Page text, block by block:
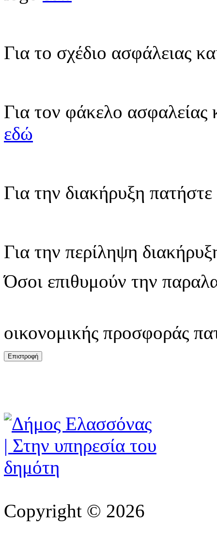
Για το σχέδιο ασφάλειας
Για τον φάκελο
εδώ
Για την διακήρυξη πατήστε
Για την περίληψη
Όσοι επιθυμούν την
οικονομικής προσφοράς
Copyright © 2026